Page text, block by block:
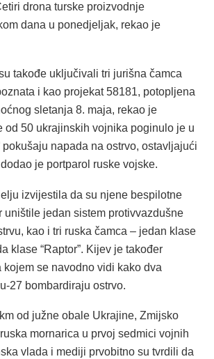
drona turske proizvodnje
dana u ponedjeljak, rekao je
takođe uključivali tri jurišna čamca
i kao projekat 58181, potopljena
sletanja 8. maja, rekao je
od 50 ukrajinskih vojnika poginulo je u
pokušaju napada na ostrvo, ostavljajući
je portparol ruske vojske.
izvijestila da su njene bespilotne
uništile jedan sistem protivvazdušne
kao i tri ruska čamca – jedan klase
klase “Raptor”. Kijev je također
se navodno vidi kako dva
27 bombardiraju ostrvo.
od južne obale Ukrajine, Zmijsko
mornarica u prvoj sedmici vojnih
vlada i mediji prvobitno su tvrdili da